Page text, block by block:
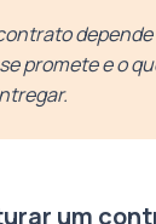
promete e o
um